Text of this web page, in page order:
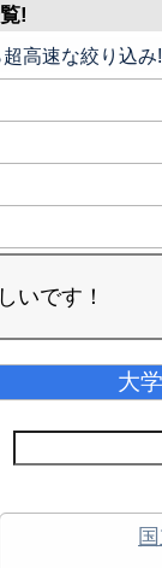
!
高速な絞り込み!
大